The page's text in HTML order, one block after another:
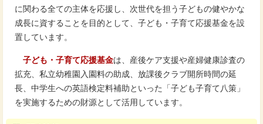
に関わる全ての主体を応援し、次世代を担う子どもの健やかな
成長に資することを目的として、子ども・子育て応援基金を設
置しています。
子ども・子育て応援基金は、産後ケア支援や産婦健康診査の
拡充、私立幼稚園入園料の助成、放課後クラブ開所時間の延
長、中学生への英語検定料補助といった「子ども子育て八策」
を実施するための財源として活用しています。